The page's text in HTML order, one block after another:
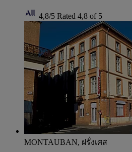
4,8/5 Rated 4,8 of 5
MONTAUBAN, ฝรั่งเศส